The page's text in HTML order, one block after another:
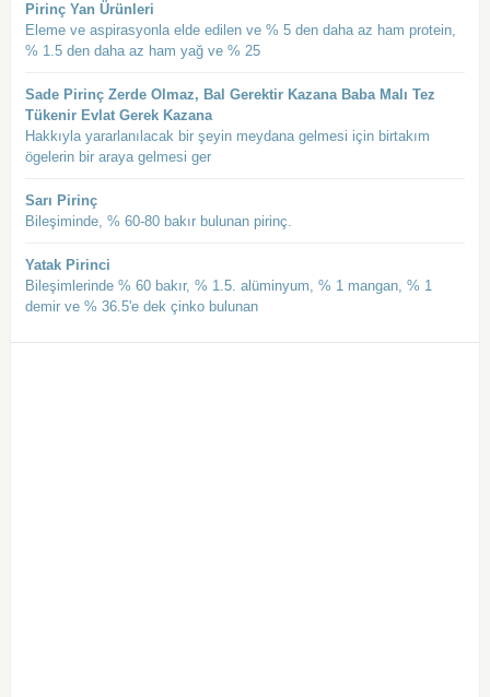
Pirinç Yan Ürünleri
Eleme ve aspirasyonla elde edilen ve % 5 den daha az ham protein,
% 1.5 den daha az ham yağ ve % 25
Sade Pirinç Zerde Olmaz, Bal Gerektir Kazana Baba Malı Tez
Tükenir Evlat Gerek Kazana
Hakkıyla yararlanılacak bir şeyin meydana gelmesi için birtakım
ögelerin bir araya gelmesi ger
Sarı Pirinç
Bileşiminde, % 60-80 bakır bulunan pirinç.
Yatak Pirinci
Bileşimlerinde % 60 bakır, % 1.5. alüminyum, % 1 mangan, % 1
demir ve % 36.5'e dek çinko bulunan